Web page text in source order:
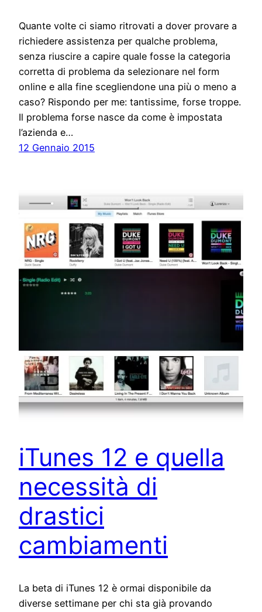
Quante volte ci siamo ritrovati a dover provare a
richiedere assistenza per qualche problema,
senza riuscire a capire quale fosse la categoria
corretta di problema da selezionare nel form
online e alla fine scegliendone una più o meno a
caso? Rispondo per me: tantissime, forse troppe.
Il problema forse nasce da come è impostata
l’azienda e…
12 Gennaio 2015
iTunes 12 e quella
necessità di
drastici
cambiamenti
La beta di iTunes 12 è ormai disponibile da
diverse settimane per chi sta già provando